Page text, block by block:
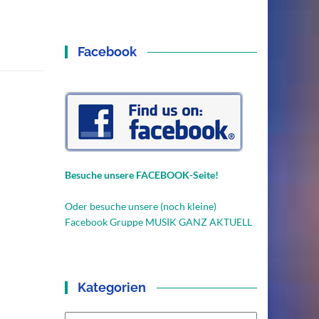
Facebook
Besuche unsere FACEBOOK-Seite!
Oder besuche unsere (noch kleine)
Facebook Gruppe MUSIK GANZ AKTUELL
Kategorien